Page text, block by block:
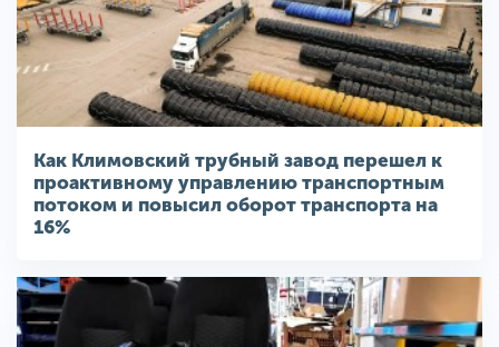
Как Климовский трубный завод перешел к
проактивному управлению транспортным
потоком и повысил оборот транспорта на
16%